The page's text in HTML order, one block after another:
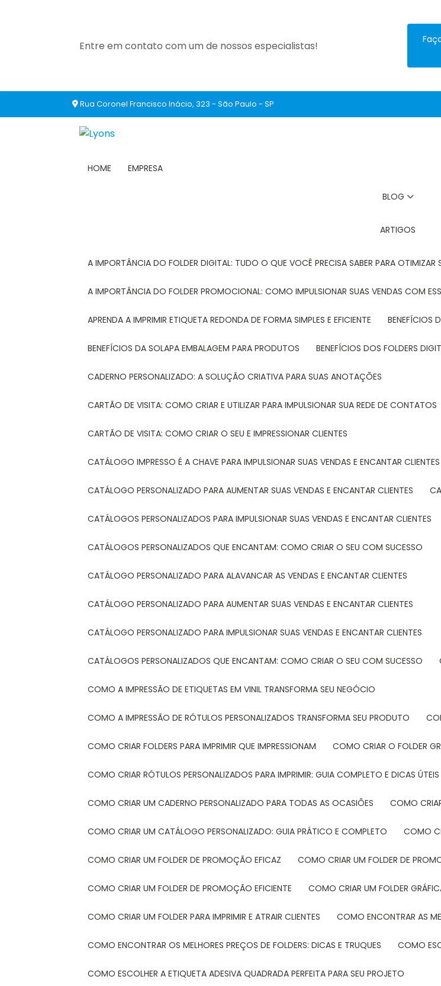
Entre em contato com um de nossos especialistas!
Rua Coronel Francisco Inácio, 323 - São Paulo - SP
HOME EMPRESA
BLOG
ARTIGOS
A IMPORTÂNCIA DO FOLDER DIGITAL: TUDO O QUE VOCÊ PRECISA SABER PARA
A IMPORTÂNCIA DO FOLDER PROMOCIONAL: COMO IMPULSIONAR SUAS VENDAS COM
APRENDA A IMPRIMIR ETIQUETA REDONDA DE FORMA SIMPLES E EFICIENTE BENEFÍCIOS
BENEFÍCIOS DA SOLAPA EMBALAGEM PARA PRODUTOS BENEFÍCIOS DOS FOLDERS
CADERNO PERSONALIZADO: A SOLUÇÃO CRIATIVA PARA SUAS ANOTAÇÕES
CARTÃO DE VISITA: COMO CRIAR E UTILIZAR PARA IMPULSIONAR SUA REDE DE CONTATOS
CARTÃO DE VISITA: COMO CRIAR O SEU E IMPRESSIONAR CLIENTES
CATÁLOGO IMPRESSO É A CHAVE PARA IMPULSIONAR SUAS VENDAS E ENCANTAR CLIENTES
CATÁLOGO PERSONALIZADO PARA AUMENTAR SUAS VENDAS E ENCANTAR CLIENTES
CATÁLOGOS PERSONALIZADOS PARA IMPULSIONAR SUAS VENDAS E ENCANTAR CLIENTES
CATÁLOGOS PERSONALIZADOS QUE ENCANTAM: COMO CRIAR O SEU COM SUCESSO
CATÁLOGO PERSONALIZADO PARA ALAVANCAR AS VENDAS E ENCANTAR CLIENTES
CATÁLOGO PERSONALIZADO PARA AUMENTAR SUAS VENDAS E ENCANTAR CLIENTES
CATÁLOGO PERSONALIZADO PARA IMPULSIONAR SUAS VENDAS E ENCANTAR CLIENTES
CATÁLOGOS PERSONALIZADOS QUE ENCANTAM: COMO CRIAR O SEU COM SUCESSO
COMO A IMPRESSÃO DE ETIQUETAS EM VINIL TRANSFORMA SEU NEGÓCIO
COMO A IMPRESSÃO DE RÓTULOS PERSONALIZADOS TRANSFORMA SEU PRODUTO
COMO CRIAR FOLDERS PARA IMPRIMIR QUE IMPRESSIONAM COMO CRIAR O FOLDER
COMO CRIAR RÓTULOS PERSONALIZADOS PARA IMPRIMIR: GUIA COMPLETO E DICAS ÚTEIS
COMO CRIAR UM CADERNO PERSONALIZADO PARA TODAS AS OCASIÕES COMO
COMO CRIAR UM CATÁLOGO PERSONALIZADO: GUIA PRÁTICO E COMPLETO COMO
COMO CRIAR UM FOLDER DE PROMOÇÃO EFICAZ COMO CRIAR UM FOLDER DE
COMO CRIAR UM FOLDER DE PROMOÇÃO EFICIENTE COMO CRIAR UM FOLDER
COMO CRIAR UM FOLDER PARA IMPRIMIR E ATRAIR CLIENTES COMO ENCONTRAR AS
COMO ENCONTRAR OS MELHORES PREÇOS DE FOLDERS: DICAS E TRUQUES COMO
COMO ESCOLHER A ETIQUETA ADESIVA QUADRADA PERFEITA PARA SEU PROJETO